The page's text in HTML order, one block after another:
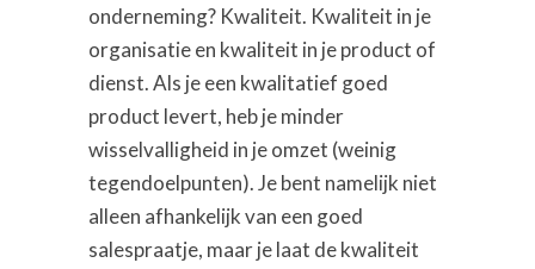
onderneming? Kwaliteit. Kwaliteit in je
organisatie en kwaliteit in je product of
dienst. Als je een kwalitatief goed
product levert, heb je minder
wisselvalligheid in je omzet (weinig
tegendoelpunten). Je bent namelijk niet
alleen afhankelijk van een goed
salespraatje, maar je laat de kwaliteit